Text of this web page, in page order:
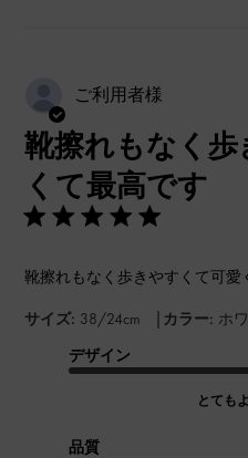
ご利用者様
靴擦れもなく
くて最高です
靴擦れもなく歩きやすくて可愛
サイズ: 38/24cm | カラー: ホ
デザイン
とても
品質